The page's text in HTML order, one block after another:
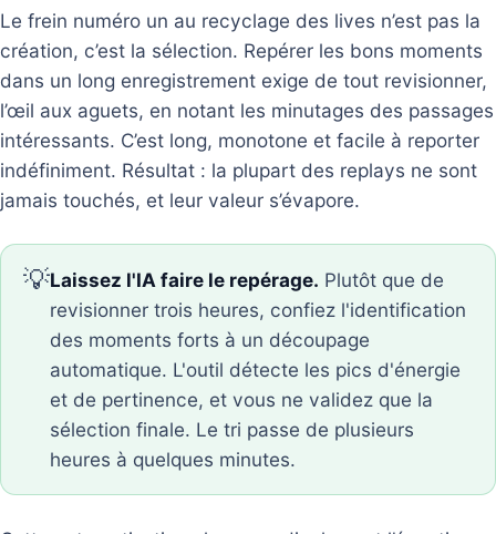
Le frein numéro un au recyclage des lives n’est pas la
création, c’est la sélection. Repérer les bons moments
dans un long enregistrement exige de tout revisionner,
l’œil aux aguets, en notant les minutages des passages
intéressants. C’est long, monotone et facile à reporter
indéfiniment. Résultat : la plupart des replays ne sont
jamais touchés, et leur valeur s’évapore.
💡Laissez l'IA faire le repérage. Plutôt que de
revisionner trois heures, confiez l'identification
des moments forts à un découpage
automatique. L'outil détecte les pics d'énergie
et de pertinence, et vous ne validez que la
sélection finale. Le tri passe de plusieurs
heures à quelques minutes.